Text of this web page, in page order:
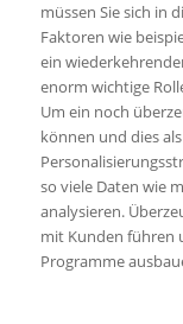
müssen Sie sich in
Faktoren wie
ein
enorm wichtige
Um ein noch
können und dies
so viele Daten wie
analysieren.
mit Kunden führen
Programme